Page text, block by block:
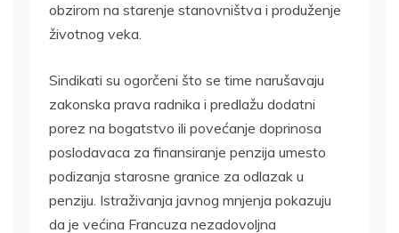
obzirom na starenje stanovništva i produženje
životnog veka.
Sindikati su ogorčeni što se time narušavaju
zakonska prava radnika i predlažu dodatni
porez na bogatstvo ili povećanje doprinosa
poslodavaca za finansiranje penzija umesto
podizanja starosne granice za odlazak u
penziju. Istraživanja javnog mnjenja pokazuju
da je većina Francuza nezadovoljna